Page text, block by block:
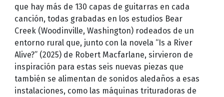
que hay más de 130 capas de guitarras en cada
canción, todas grabadas en los estudios Bear
Creek (Woodinville, Washington) rodeados de un
entorno rural que, junto con la novela “Is a River
Alive?” (2025) de Robert Macfarlane, sirvieron de
inspiración para estas seis nuevas piezas que
también se alimentan de sonidos aledaños a esas
instalaciones, como las máquinas trituradoras de